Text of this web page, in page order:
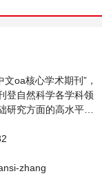
文oa核心学术期刊”，
登自然科学各学科领
研究方面的高水平、
新研究成果论文。本
新，倡导科学，繁荣
科研人员提供一个传
zhang